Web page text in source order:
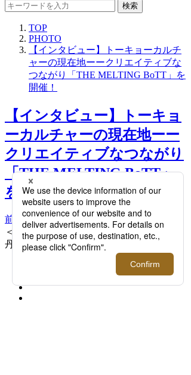
検索
TOP
PHOTO
【インタビュー】トーキョーカルチ
ャーの現在地ーークリエイティブな
つながり「THE MELTING BoTT」を
開催！
【インタビュー】トーキョ
ーカルチャーの現在地ーー
クリエイティブなつながり
「THE MELTING BoTT」
を開催！ >>
前へ 次へ
＜BoTT＞ アッシュトレイ 4,400円 ＊伊勢
丹新宿店別注